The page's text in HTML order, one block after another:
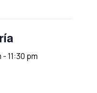
-11:30 pm